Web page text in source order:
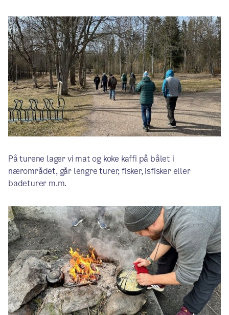
På turene lager vi mat og koke kaffi på bålet i
nærområdet, går lengre turer, fisker, isfisker eller
badeturer m.m.